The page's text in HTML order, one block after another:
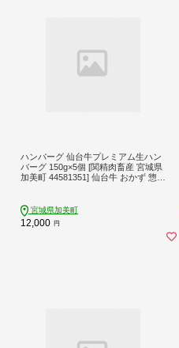
ハンバーグ 仙台牛プレミアム生ハン
バーグ 150g×5個 [関精肉畜産 宮城県
加美町 44581351] 仙台牛 おかず 惣菜
宮城県加美町
12,000 円